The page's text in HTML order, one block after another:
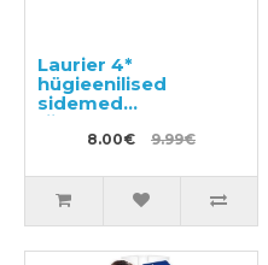
Laurier 4*
hügieenilised
sidemed
tiivakestega
päevaseks
20,5cm 24tk
8.00€ 9.99€